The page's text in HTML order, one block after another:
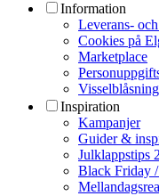
Information
Leverans-
Cookies på
Marketplace
Visselblåsning
Inspiration
Kampanjer
Guider &
Julklappstips
Black Friday